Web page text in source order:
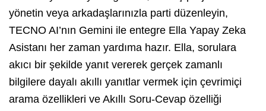
yönetin veya arkadaşlarınızla parti düzenleyin,
TECNO AI’nın Gemini ile entegre Ella Yapay Zeka
Asistanı her zaman yardıma hazır. Ella, sorulara
akıcı bir şekilde yanıt vererek gerçek zamanlı
bilgilere dayalı akıllı yanıtlar vermek için çevrimiçi
arama özellikleri ve Akıllı Soru-Cevap özelliği